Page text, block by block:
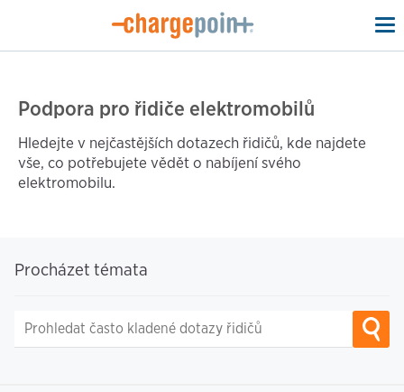
Podpora pro řidiče elektromobilů
Hledejte v nejčastějších dotazech řidičů, kde najdete
vše, co potřebujete vědět o nabíjení svého
elektromobilu.
Procházet témata